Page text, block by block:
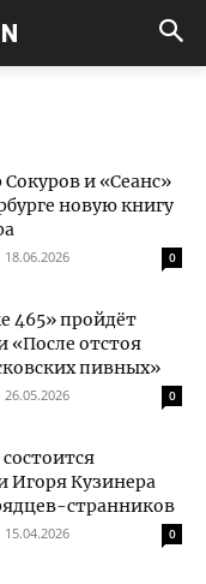
и «Сеанс»
новую книгу
18.06.2026 0
465» пройдёт
«После отстоя
пивных»
26.05.2026 0
Игоря Кузинера
странников
15.04.2026 0